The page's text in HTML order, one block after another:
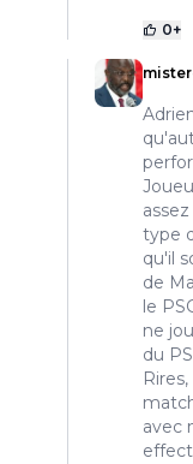
0+
type
qu'il
de
le
ne
du
avec